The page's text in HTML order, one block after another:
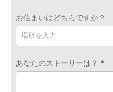
お住まいはどちらですか？
あなたのストーリーは？ *